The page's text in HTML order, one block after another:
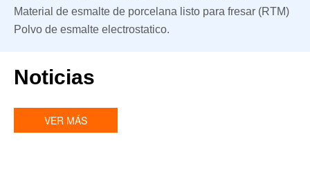
Material de esmalte de porcelana listo para fresar (RTM)
Polvo de esmalte electrostatico.
Noticias
VER MÁS